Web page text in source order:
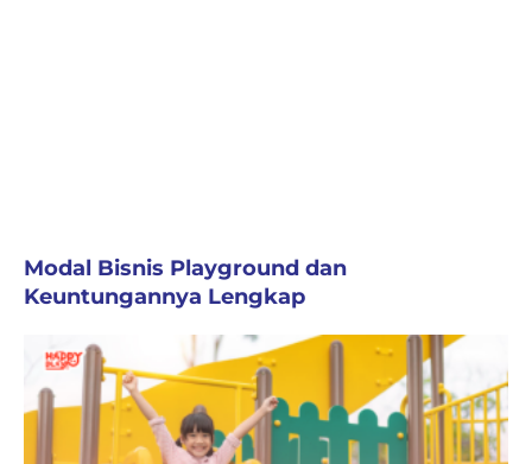
Modal Bisnis Playground dan
Keuntungannya Lengkap